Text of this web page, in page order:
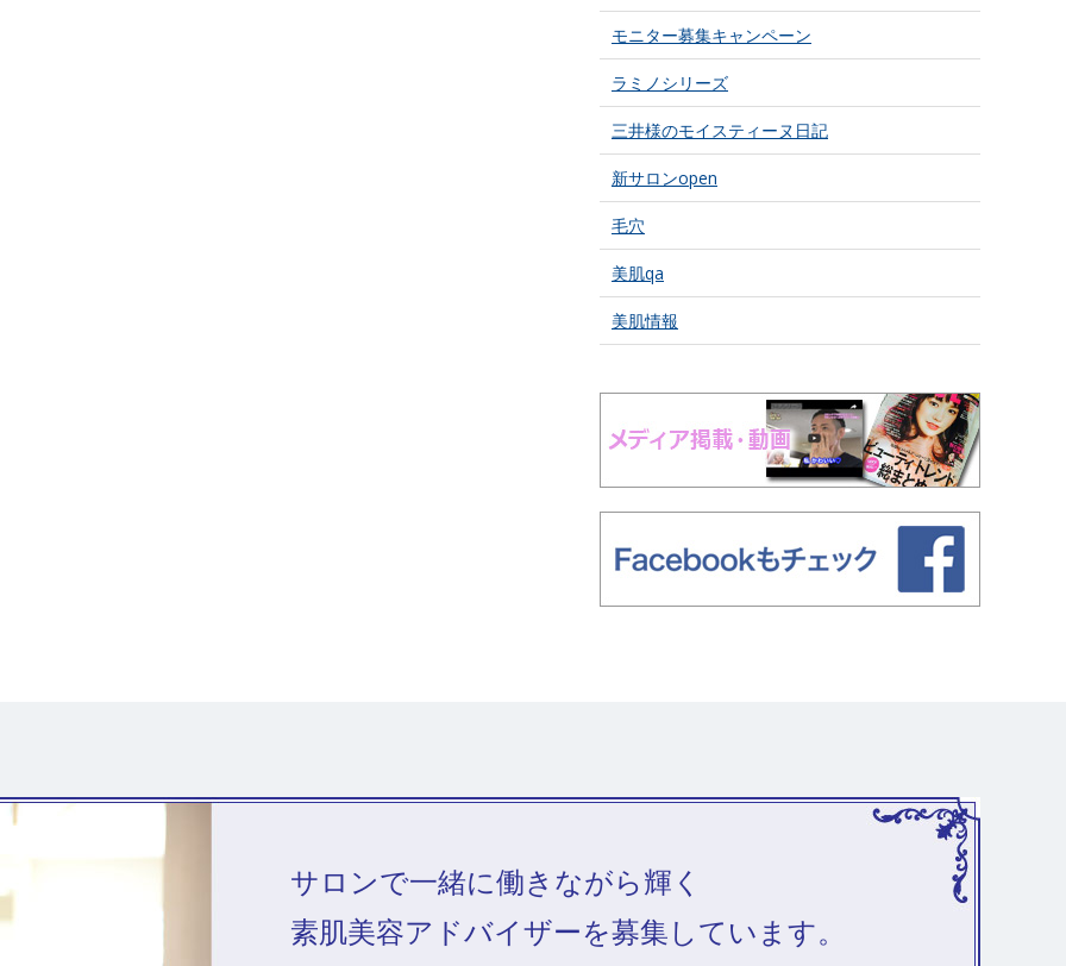
モニター募集キャンペーン
ラミノシリーズ
三井様のモイスティーヌ日記
新サロンopen
毛穴
美肌qa
美肌情報
サロンで一緒に働きながら輝く
素肌美容アドバイザーを募集しています。